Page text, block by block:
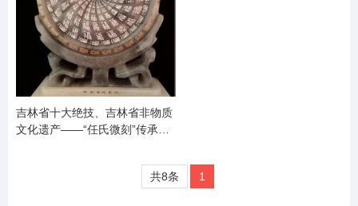
吉林省十大绝技、吉林省非物质
文化遗产——“任氏微刻”传承人
共8条 1